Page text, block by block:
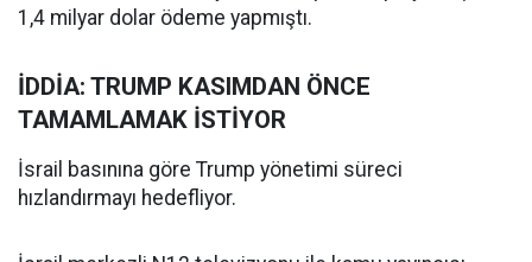
1,4 milyar dolar ödeme yapmıştı.
İDDİA: TRUMP KASIMDAN ÖNCE
TAMAMLAMAK İSTİYOR
İsrail basınına göre Trump yönetimi süreci
hızlandırmayı hedefliyor.